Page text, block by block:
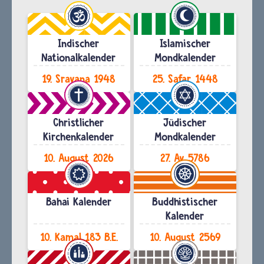
Indischer
Nationalkalender
19. Sravana 1948
Islamischer
Mondkalender
25. Safar 1448
Christlicher
Kirchenkalender
10. August 2026
Jüdischer
Mondkalender
27. Av 5786
Bahai Kalender
10. Kamal 183 B.E.
Buddhistischer
Kalender
10. August 2569